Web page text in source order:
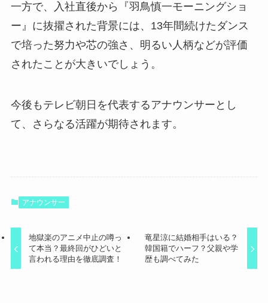
一方で、入社直後から『羽鳥慎一モーニングショ
ー』に抜擢された背景には、13年間続けたダンス
で培った努力や芯の強さ、明るい人柄などが評価
されたことが大きいでしょう。
今後もテレビ朝日を代表するアナウンサーとし
て、さらなる活躍が期待されます。
アナウンサー
地獄楽のアニメ中止の噂っ
て本当？最終回がひどいと
言われる理由を徹底調査！
竜星涼に結婚相手はいる？
韓国籍でハーフ？父親や学
歴も調べてみた